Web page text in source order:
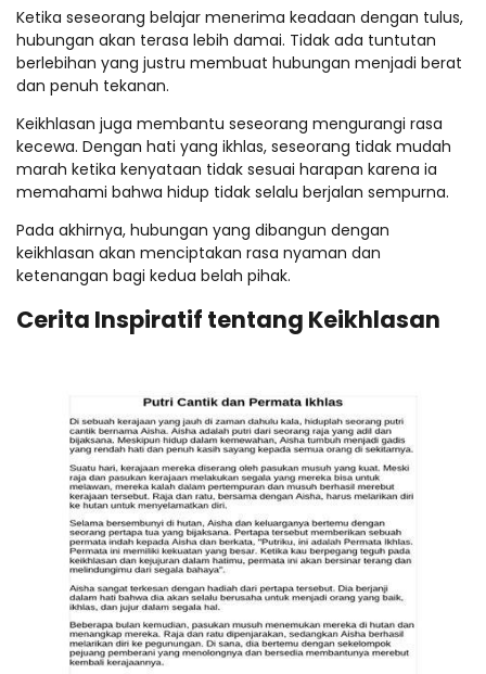
Ketika seseorang belajar menerima keadaan dengan tulus,
hubungan akan terasa lebih damai. Tidak ada tuntutan
berlebihan yang justru membuat hubungan menjadi berat
dan penuh tekanan.
Keikhlasan juga membantu seseorang mengurangi rasa
kecewa. Dengan hati yang ikhlas, seseorang tidak mudah
marah ketika kenyataan tidak sesuai harapan karena ia
memahami bahwa hidup tidak selalu berjalan sempurna.
Pada akhirnya, hubungan yang dibangun dengan
keikhlasan akan menciptakan rasa nyaman dan
ketenangan bagi kedua belah pihak.
Cerita Inspiratif tentang Keikhlasan